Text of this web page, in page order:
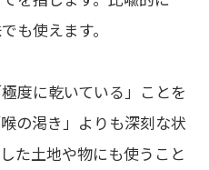
も使えます。
度に乾いている」ことを
の渇き」よりも深刻な状
た土地や物にも使うこと